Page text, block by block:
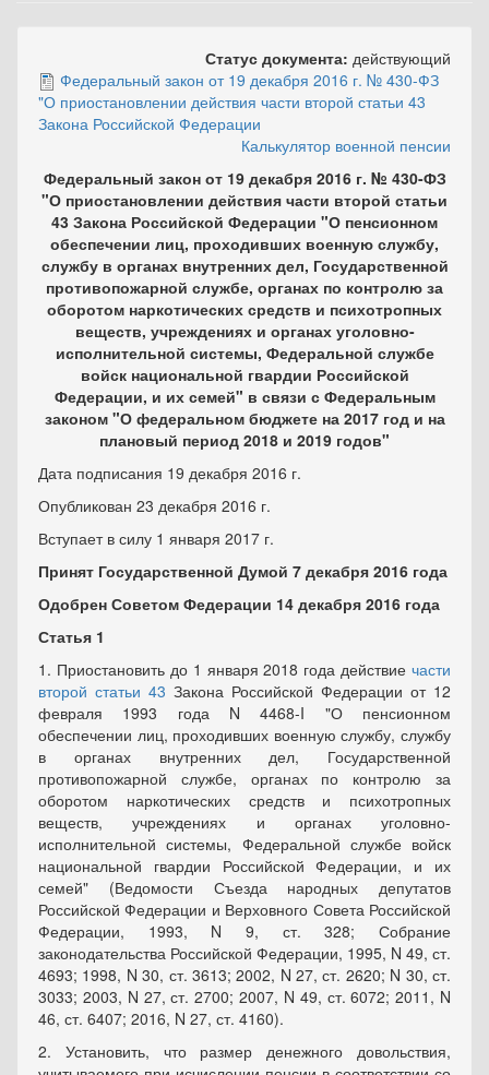
Статус документа: действующий
Федеральный закон от 19 декабря 2016 г. № 430-ФЗ
"О приостановлении действия части второй статьи 43
Закона Российской Федерации
Калькулятор военной пенсии
Федеральный закон от 19 декабря 2016 г. № 430-ФЗ
"О приостановлении действия части второй статьи
43 Закона Российской Федерации "О пенсионном
обеспечении лиц, проходивших военную службу,
службу в органах внутренних дел, Государственной
противопожарной службе, органах по контролю за
оборотом наркотических средств и психотропных
веществ, учреждениях и органах уголовно-
исполнительной системы, Федеральной службе
войск национальной гвардии Российской
Федерации, и их семей" в связи с Федеральным
законом "О федеральном бюджете на 2017 год и на
плановый период 2018 и 2019 годов"
Дата подписания 19 декабря 2016 г.
Опубликован 23 декабря 2016 г.
Вступает в силу 1 января 2017 г.
Принят Государственной Думой 7 декабря 2016 года
Одобрен Советом Федерации 14 декабря 2016 года
Статья 1
1. Приостановить до 1 января 2018 года действие части
второй статьи 43 Закона Российской Федерации от 12
февраля 1993 года N 4468-I "О пенсионном
обеспечении лиц, проходивших военную службу, службу
в органах внутренних дел, Государственной
противопожарной службе, органах по контролю за
оборотом наркотических средств и психотропных
веществ, учреждениях и органах уголовно-
исполнительной системы, Федеральной службе войск
национальной гвардии Российской Федерации, и их
семей" (Ведомости Съезда народных депутатов
Российской Федерации и Верховного Совета Российской
Федерации, 1993, N 9, ст. 328; Собрание
законодательства Российской Федерации, 1995, N 49, ст.
4693; 1998, N 30, ст. 3613; 2002, N 27, ст. 2620; N 30, ст.
3033; 2003, N 27, ст. 2700; 2007, N 49, ст. 6072; 2011, N
46, ст. 6407; 2016, N 27, ст. 4160).
2. Установить, что размер денежного довольствия,